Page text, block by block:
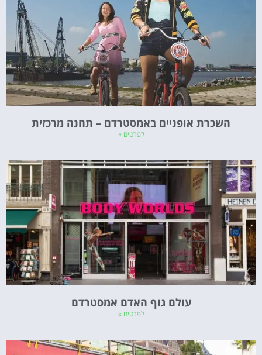
השכרת אופניים באמסטרדם – תחנה מרכזית
לפרטים »
עולם גוף האדם אמסטרדם
לפרטים »